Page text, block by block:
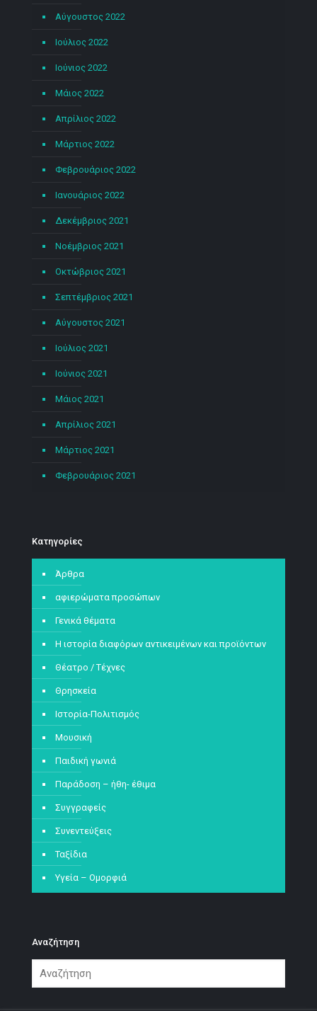
Αύγουστος 2022
Ιούλιος 2022
Ιούνιος 2022
Μάιος 2022
Απρίλιος 2022
Μάρτιος 2022
Φεβρουάριος 2022
Ιανουάριος 2022
Δεκέμβριος 2021
Νοέμβριος 2021
Οκτώβριος 2021
Σεπτέμβριος 2021
Αύγουστος 2021
Ιούλιος 2021
Ιούνιος 2021
Μάιος 2021
Απρίλιος 2021
Μάρτιος 2021
Φεβρουάριος 2021
Kατηγορίες
Άρθρα
αφιερώματα προσώπων
Γενικά θέματα
Η ιστορία διαφόρων αντικειμένων και προϊόντων
Θέατρο / Τέχνες
Θρησκεία
Ιστορία-Πολιτισμός
Μουσική
Παιδική γωνιά
Παράδοση – ήθη- έθιμα
Συγγραφείς
Συνεντεύξεις
Ταξίδια
Υγεία – Ομορφιά
Αναζήτηση